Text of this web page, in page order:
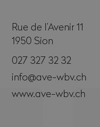
Rue de l’Avenir 11
1950 Sion
027 327 32 32
info@ave-wbv.ch
www.ave-wbv.ch